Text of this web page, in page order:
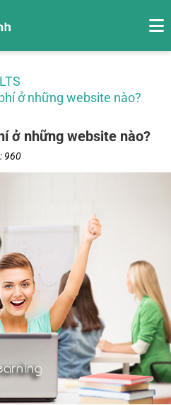
ở những website nào?
ở những website nào?
960